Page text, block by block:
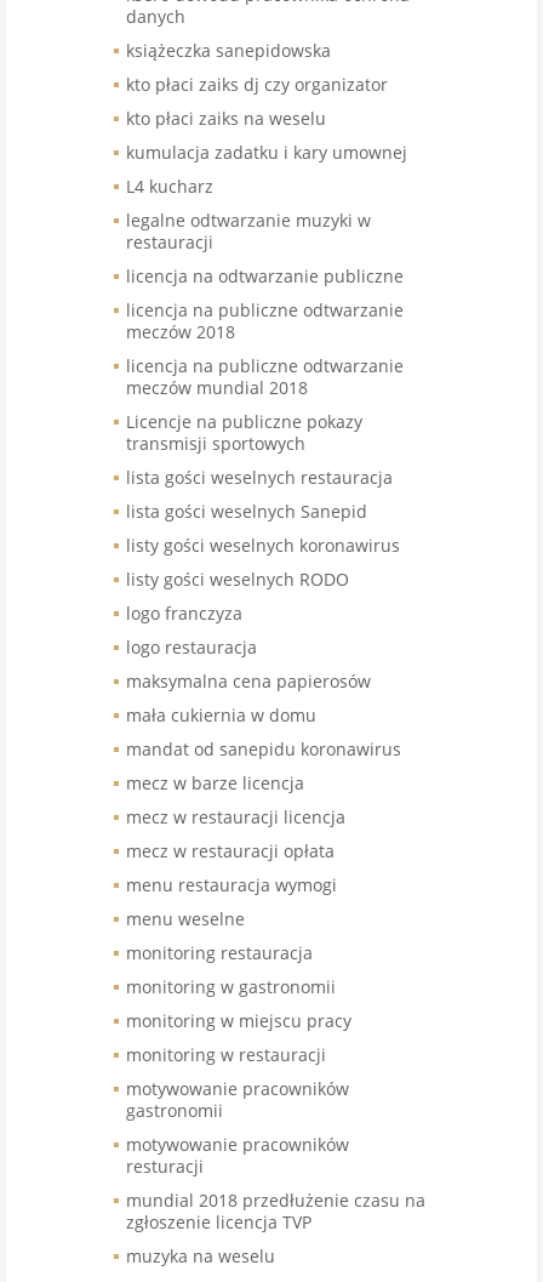
danych
książeczka sanepidowska
kto płaci zaiks dj czy organizator
kto płaci zaiks na weselu
kumulacja zadatku i kary umownej
L4 kucharz
legalne odtwarzanie muzyki w
restauracji
licencja na odtwarzanie publiczne
licencja na publiczne odtwarzanie
meczów 2018
licencja na publiczne odtwarzanie
meczów mundial 2018
Licencje na publiczne pokazy
transmisji sportowych
lista gości weselnych restauracja
lista gości weselnych Sanepid
listy gości weselnych koronawirus
listy gości weselnych RODO
logo franczyza
logo restauracja
maksymalna cena papierosów
mała cukiernia w domu
mandat od sanepidu koronawirus
mecz w barze licencja
mecz w restauracji licencja
mecz w restauracji opłata
menu restauracja wymogi
menu weselne
monitoring restauracja
monitoring w gastronomii
monitoring w miejscu pracy
monitoring w restauracji
motywowanie pracowników
gastronomii
motywowanie pracowników
resturacji
mundial 2018 przedłużenie czasu na
zgłoszenie licencja TVP
muzyka na weselu